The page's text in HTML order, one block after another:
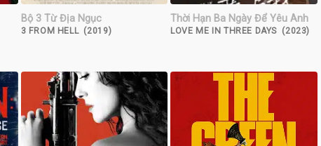
Bộ 3 Từ Địa Ngục
3 FROM HELL (2019)
Thời Hạn Ba Ngày Để Yêu Anh
LOVE ME IN THREE DAYS (2023)